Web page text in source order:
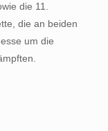
die 11.
die an beiden
um die